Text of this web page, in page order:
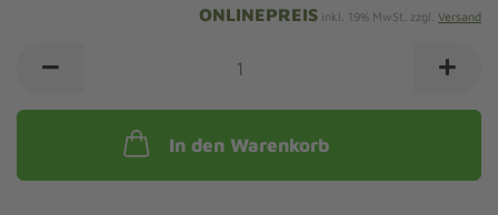
ONLINEPREIS inkl. 19% MwSt. zzgl. Versand
In den Warenkorb